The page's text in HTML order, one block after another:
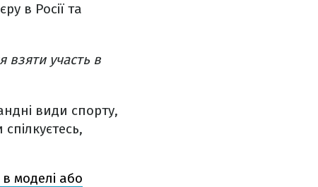
в Росії та
участь в
види спорту,
моделі або